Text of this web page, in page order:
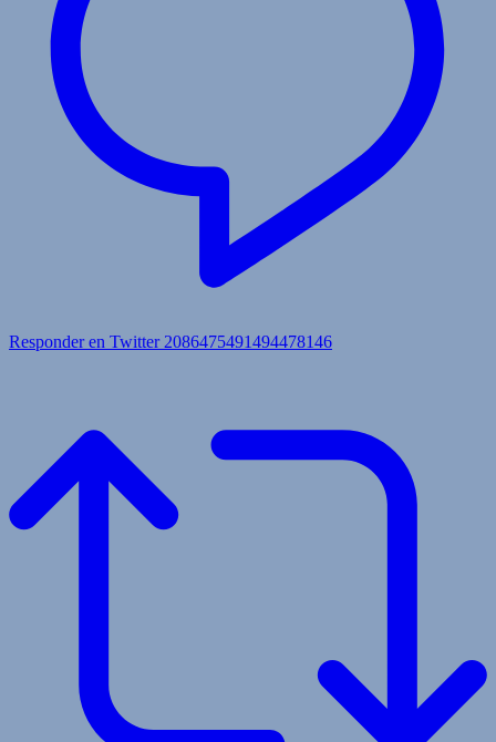
Responder en Twitter 2086475491494478146